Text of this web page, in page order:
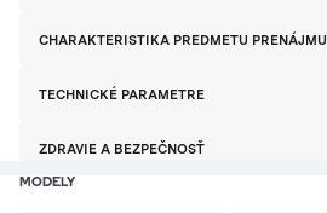
CHARAKTERISTIKA PREDMETU PRENÁJMU
TECHNICKÉ PARAMETRE
ZDRAVIE A BEZPEČNOSŤ
MODELY